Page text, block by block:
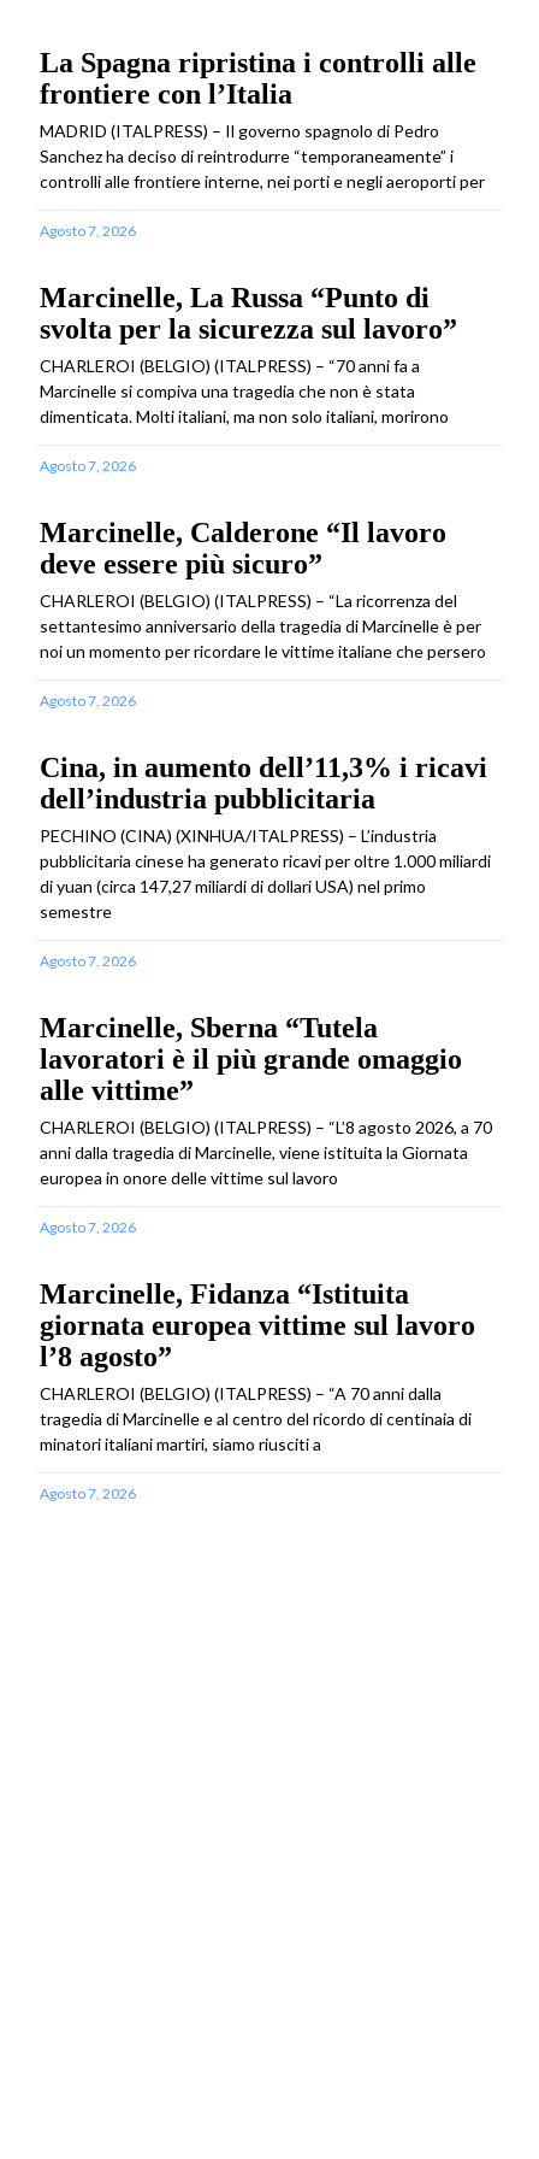
La Spagna ripristina i controlli alle
frontiere con l’Italia
MADRID (ITALPRESS) – Il governo spagnolo di Pedro
Sanchez ha deciso di reintrodurre “temporaneamente” i
controlli alle frontiere interne, nei porti e negli aeroporti per
Agosto 7, 2026
Marcinelle, La Russa “Punto di
svolta per la sicurezza sul lavoro”
CHARLEROI (BELGIO) (ITALPRESS) – “70 anni fa a
Marcinelle si compiva una tragedia che non è stata
dimenticata. Molti italiani, ma non solo italiani, morirono
Agosto 7, 2026
Marcinelle, Calderone “Il lavoro
deve essere più sicuro”
CHARLEROI (BELGIO) (ITALPRESS) – “La ricorrenza del
settantesimo anniversario della tragedia di Marcinelle è per
noi un momento per ricordare le vittime italiane che persero
Agosto 7, 2026
Cina, in aumento dell’11,3% i ricavi
dell’industria pubblicitaria
PECHINO (CINA) (XINHUA/ITALPRESS) – L’industria
pubblicitaria cinese ha generato ricavi per oltre 1.000 miliardi
di yuan (circa 147,27 miliardi di dollari USA) nel primo
semestre
Agosto 7, 2026
Marcinelle, Sberna “Tutela
lavoratori è il più grande omaggio
alle vittime”
CHARLEROI (BELGIO) (ITALPRESS) – “L’8 agosto 2026, a 70
anni dalla tragedia di Marcinelle, viene istituita la Giornata
europea in onore delle vittime sul lavoro
Agosto 7, 2026
Marcinelle, Fidanza “Istituita
giornata europea vittime sul lavoro
l’8 agosto”
CHARLEROI (BELGIO) (ITALPRESS) – “A 70 anni dalla
tragedia di Marcinelle e al centro del ricordo di centinaia di
minatori italiani martiri, siamo riusciti a
Agosto 7, 2026